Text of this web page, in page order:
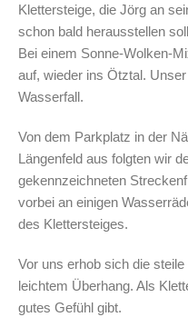
Klettersteige, die Jörg an
schon bald herausstellen
Bei einem Sonne-Wolken-
auf, wieder ins Ötztal.
Wasserfall.
Von dem Parkplatz in der
Längenfeld aus folgten wir
gekennzeichneten
vorbei an einigen
des Klettersteiges.
Vor uns erhob sich die
leichtem Überhang. Als
gutes Gefühl gibt.